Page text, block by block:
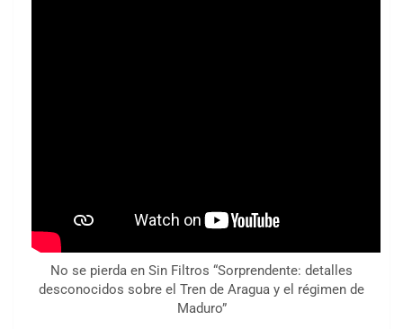
No se pierda en Sin Filtros “Sorprendente: detalles
desconocidos sobre el Tren de Aragua y el régimen de
Maduro”